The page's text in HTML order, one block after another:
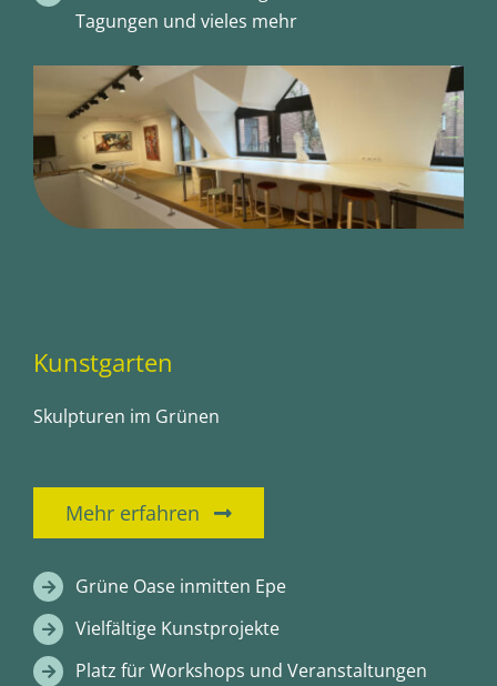
Tagungen und vieles mehr
Kunstgarten
Skulpturen im Grünen
Mehr erfahren
Grüne Oase inmitten Epe
Vielfältige Kunstprojekte
Platz für Workshops und Veranstaltungen